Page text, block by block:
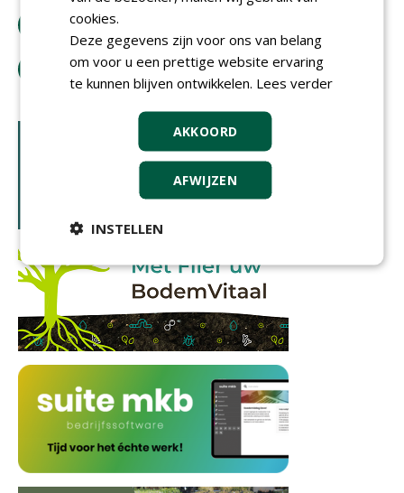
bestel tijdschrift
tip de redactie
cookies.
Deze gegevens zijn voor ons van belang
om voor u een prettige website ervaring
te kunnen blijven ontwikkelen. Lees verder
AKKOORD
AFWIJZEN
INSTELLEN